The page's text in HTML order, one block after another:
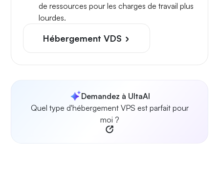
de ressources pour les charges de travail plus
lourdes.
Hébergement VDS
Demandez à UltaAI
Quel type d'hébergement VPS est parfait pour
moi ?